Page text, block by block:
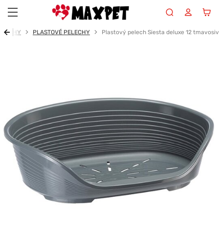
PLASTOVÉ PELECHY Plastový pelech Siesta deluxe 12